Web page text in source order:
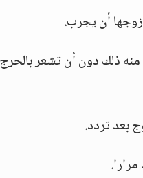
أن يجرب.
ذلك دون أن تشعر
بعد تردد.